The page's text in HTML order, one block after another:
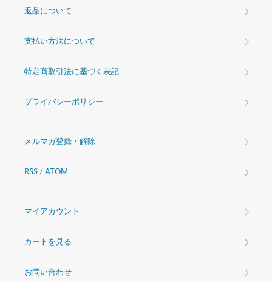
返品について
支払い方法について
特定商取引法に基づく表記
プライバシーポリシー
メルマガ登録・解除
RSS / ATOM
マイアカウント
カートを見る
お問い合わせ